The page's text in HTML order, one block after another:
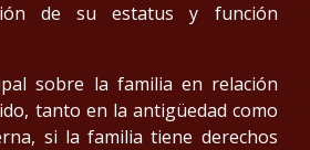
de su estatus y función
sobre la familia en relación
tanto en la antigüedad como
si la familia tiene derechos